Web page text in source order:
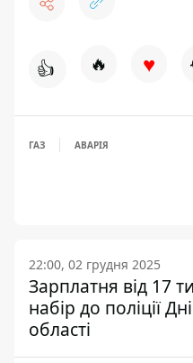
👍 🔥 ♥
ГАЗ АВАРІЯ
22:00, 02 грудня 2025
Зарплатня від 17
набір до поліції
області